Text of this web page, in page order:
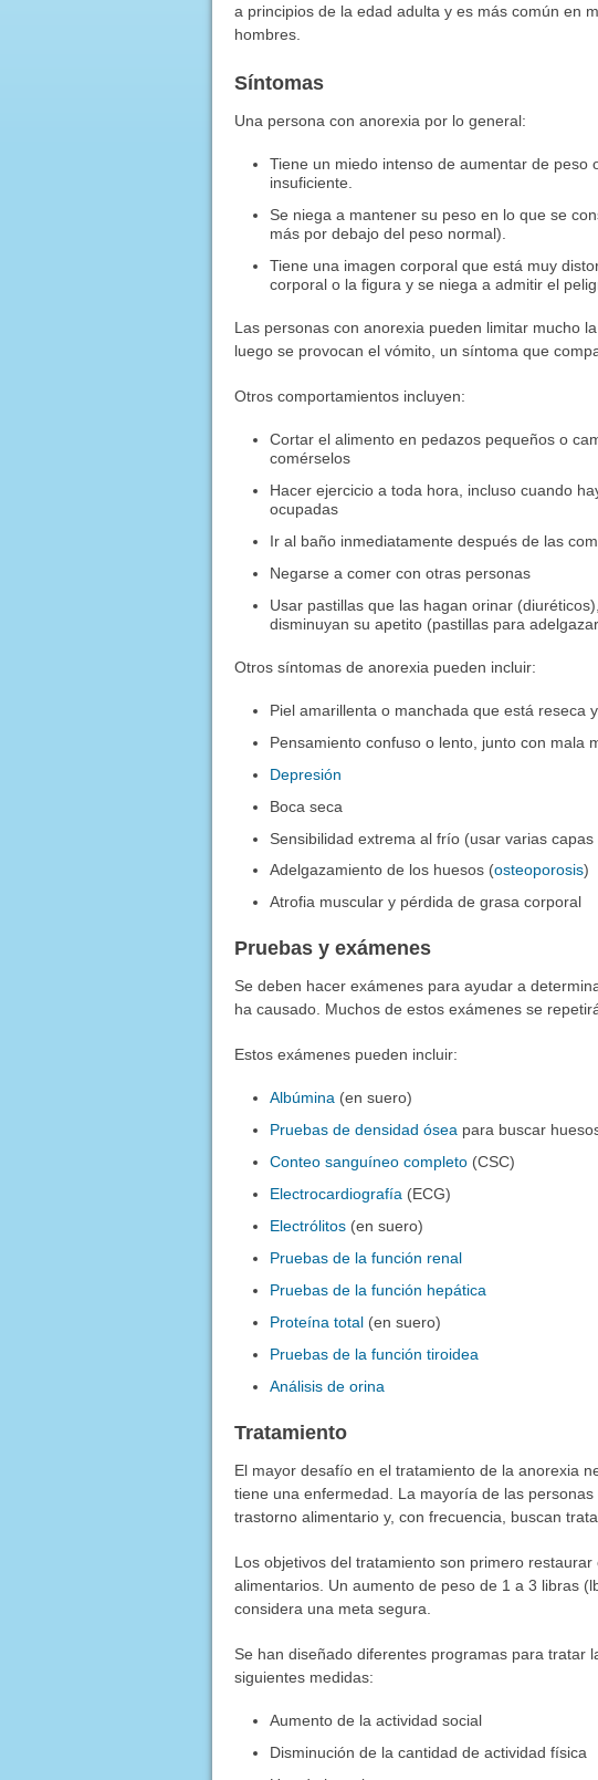
a principios de la edad adulta y es más común en
hombres.
Síntomas
Una persona con anorexia por lo general:
Tiene un miedo intenso de aumentar de peso
insuficiente.
Se niega a mantener su peso en lo que se
más por debajo del peso normal).
Tiene una imagen corporal que está muy
corporal o la figura y se niega a admitir el
Las personas con anorexia pueden limitar mucho
luego se provocan el vómito, un síntoma que
Otros comportamientos incluyen:
Cortar el alimento en pedazos pequeños o
comérselos
Hacer ejercicio a toda hora, incluso cuando
ocupadas
Ir al baño inmediatamente después de las
Negarse a comer con otras personas
Usar pastillas que las hagan orinar
disminuyan su apetito (pastillas para
Otros síntomas de anorexia pueden incluir:
Piel amarillenta o manchada que está reseca
Pensamiento confuso o lento, junto con mala
Depresión
Boca seca
Sensibilidad extrema al frío (usar varias
Adelgazamiento de los huesos (osteoporosis)
Atrofia muscular y pérdida de grasa corporal
Pruebas y exámenes
Se deben hacer exámenes para ayudar a
ha causado. Muchos de estos exámenes se
Estos exámenes pueden incluir:
Albúmina (en suero)
Pruebas de densidad ósea para buscar
Conteo sanguíneo completo (CSC)
Electrocardiografía (ECG)
Electrólitos (en suero)
Pruebas de la función renal
Pruebas de la función hepática
Proteína total (en suero)
Pruebas de la función tiroidea
Análisis de orina
Tratamiento
El mayor desafío en el tratamiento de la anorexia
tiene una enfermedad. La mayoría de las
trastorno alimentario y, con frecuencia, buscan
Los objetivos del tratamiento son primero
alimentarios. Un aumento de peso de 1 a 3 libras
considera una meta segura.
Se han diseñado diferentes programas para tratar
siguientes medidas:
Aumento de la actividad social
Disminución de la cantidad de actividad física